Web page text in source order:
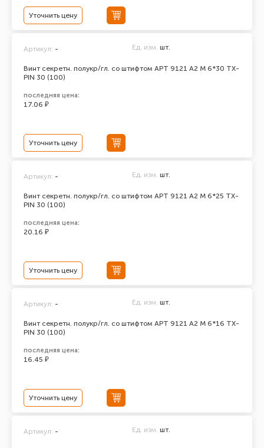
Уточнить цену
Винт секретн. полукр/гл. со штифтом АРТ 9121 А2 M 6*30 TX-
PIN 30 (100)
Артикул: - Ед. изм. шт.
последняя цена:
17.06 ₽
Уточнить цену
Винт секретн. полукр/гл. со штифтом АРТ 9121 А2 M 6*25 TX-
PIN 30 (100)
Артикул: - Ед. изм. шт.
последняя цена:
20.16 ₽
Уточнить цену
Винт секретн. полукр/гл. со штифтом АРТ 9121 А2 M 6*16 TX-
PIN 30 (100)
Артикул: - Ед. изм. шт.
последняя цена:
16.45 ₽
Уточнить цену
Артикул: - Ед. изм. шт.